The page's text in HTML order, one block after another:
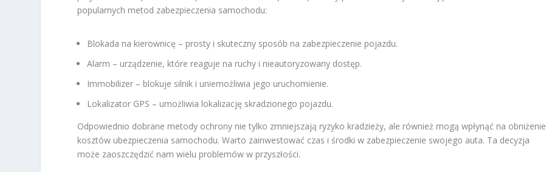
popularnych metod zabezpieczenia samochodu:
Blokada na kierownicę – prosty i skuteczny sposób na zabezpieczenie pojazdu.
Alarm – urządzenie, które reaguje na ruchy i nieautoryzowany dostęp.
Immobilizer – blokuje silnik i uniemożliwia jego uruchomienie.
Lokalizator GPS – umożliwia lokalizację skradzionego pojazdu.
Odpowiednio dobrane metody ochrony nie tylko zmniejszają ryzyko kradzieży, ale również mogą wpłynąć na obniżenie
kosztów ubezpieczenia samochodu. Warto zainwestować czas i środki w zabezpieczenie swojego auta. Ta decyzja
może zaoszczędzić nam wielu problemów w przyszłości.